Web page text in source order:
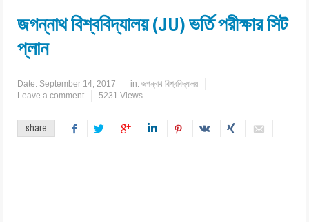
জগন্নাথ বিশ্ববিদ্যালয় (JU) ভর্তি পরীক্ষার সিট
প্লান
Date: September 14, 2017 in:জগন্নাথ বিশ্ববিদ্যালয়
Leave a comment
5231 Views
share